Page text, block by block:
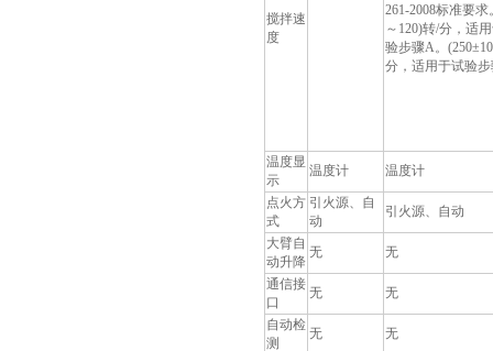
搅拌速
度
261-2008标准要求
～120)转/分，适
验步骤A。
分，适用于试验
温度显
示
温度计 温度计
点火方
式
引火源、自
动
引火源、自动
大臂自
动升降
无 无
通信接
口
无 无
自动检
测
无 无